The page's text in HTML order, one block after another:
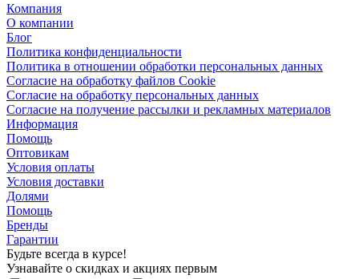
Компания
О компании
Блог
Политика конфиденциальности
Политика в отношении обработки персональных данных
Согласие на обработку файлов Cookie
Согласие на обработку персональных данных
Согласие на получение рассылки и рекламных материалов
Информация
Помощь
Оптовикам
Условия оплаты
Условия доставки
Долями
Помощь
Бренды
Гарантии
Будьте всегда в курсе!
Узнавайте о скидках и акциях первым